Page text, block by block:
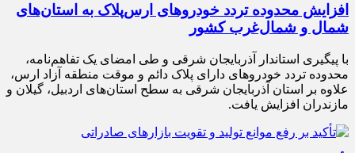
افزایش محدوده تردد خودروهای ارس‌پلاک به استان‌های
شمال و شمال‌غرب کشور
با پیگیری استاندار آذربایجان شرقی و طی امضای یک تفاهم‌نامه،
محدوده تردد خودروهای دارای پلاک دائم و موقت منطقه آزاد ارس،
علاوه بر استان آذربایجان شرقی به سطح استان‌های اردبیل، گیلان و
مازندران افزایش یافت.